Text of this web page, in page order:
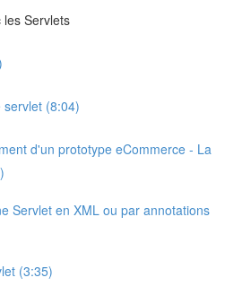
Servlets
(8:04)
d'un prototype eCommerce - La
Servlet en XML ou par annotations
(3:35)